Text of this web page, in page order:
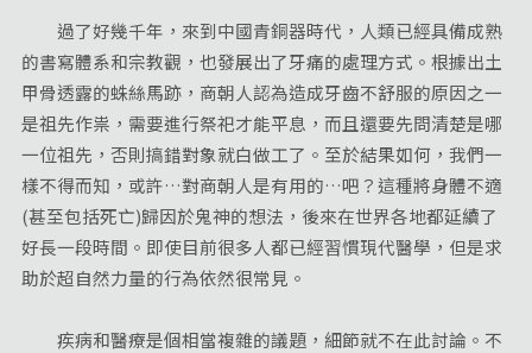
過了好幾千年，來到中國青銅器時代，人類已經具備成熟
的書寫體系和宗教觀，也發展出了牙痛的處理方式。根據出土
甲骨透露的蛛絲馬跡，商朝人認為造成牙齒不舒服的原因之一
是祖先作祟，需要進行祭祀才能平息，而且還要先問清楚是哪
一位祖先，否則搞錯對象就白做工了。至於結果如何，我們一
樣不得而知，或許…對商朝人是有用的…吧？這種將身體不適
(甚至包括死亡)歸因於鬼神的想法，後來在世界各地都延續了
好長一段時間。即使目前很多人都已經習慣現代醫學，但是求
助於超自然力量的行為依然很常見。
疾病和醫療是個相當複雜的議題，細節就不在此討論。不